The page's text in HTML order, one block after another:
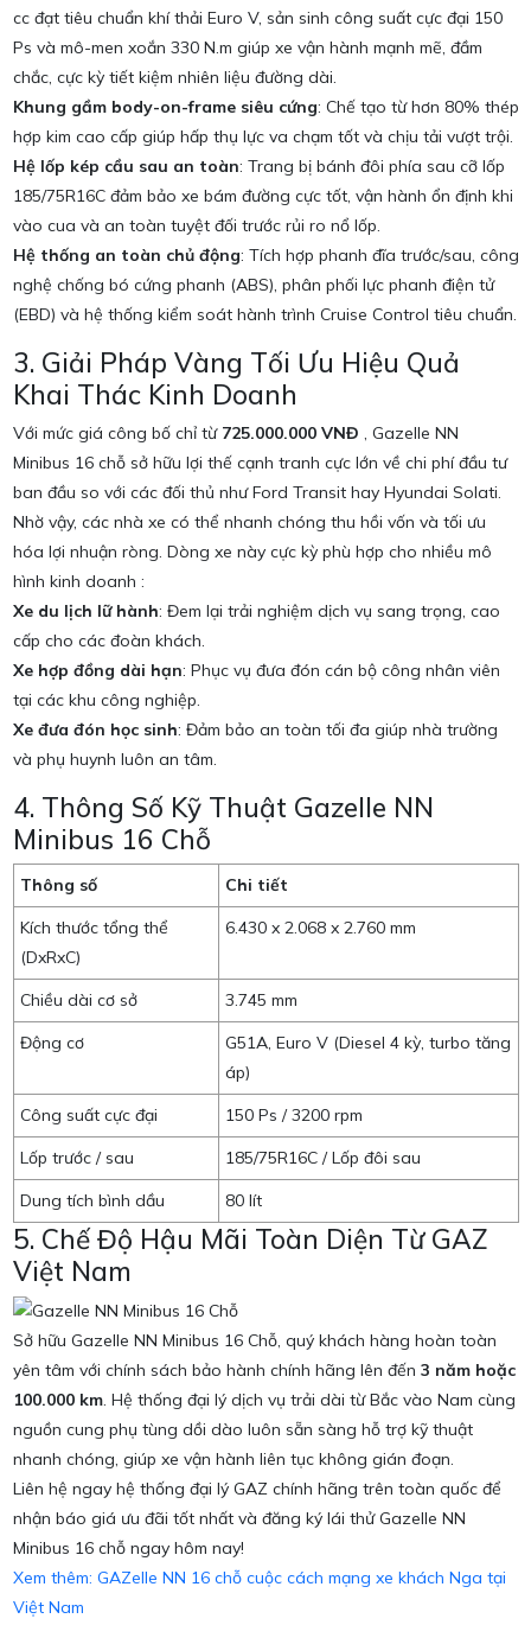
cc đạt tiêu chuẩn khí thải Euro V, sản sinh công suất cực đại 150
Ps và mô-men xoắn 330 N.m giúp xe vận hành mạnh mẽ, đầm
chắc, cực kỳ tiết kiệm nhiên liệu đường dài.
Khung gầm body-on-frame siêu cứng: Chế tạo từ hơn 80% thép
hợp kim cao cấp giúp hấp thụ lực va chạm tốt và chịu tải vượt trội.
Hệ lốp kép cầu sau an toàn: Trang bị bánh đôi phía sau cỡ lốp
185/75R16C đảm bảo xe bám đường cực tốt, vận hành ổn định khi
vào cua và an toàn tuyệt đối trước rủi ro nổ lốp.
Hệ thống an toàn chủ động: Tích hợp phanh đĩa trước/sau, công
nghệ chống bó cứng phanh (ABS), phân phối lực phanh điện tử
(EBD) và hệ thống kiểm soát hành trình Cruise Control tiêu chuẩn.
3. Giải Pháp Vàng Tối Ưu Hiệu Quả
Khai Thác Kinh Doanh
Với mức giá công bố chỉ từ 725.000.000 VNĐ , Gazelle NN
Minibus 16 chỗ sở hữu lợi thế cạnh tranh cực lớn về chi phí đầu tư
ban đầu so với các đối thủ như Ford Transit hay Hyundai Solati.
Nhờ vậy, các nhà xe có thể nhanh chóng thu hồi vốn và tối ưu
hóa lợi nhuận ròng. Dòng xe này cực kỳ phù hợp cho nhiều mô
hình kinh doanh :
Xe du lịch lữ hành: Đem lại trải nghiệm dịch vụ sang trọng, cao
cấp cho các đoàn khách.
Xe hợp đồng dài hạn: Phục vụ đưa đón cán bộ công nhân viên
tại các khu công nghiệp.
Xe đưa đón học sinh: Đảm bảo an toàn tối đa giúp nhà trường
và phụ huynh luôn an tâm.
4. Thông Số Kỹ Thuật Gazelle NN
Minibus 16 Chỗ
Thông số
Chi tiết
Kích thước tổng thể
(DxRxC)
6.430 x 2.068 x 2.760 mm
Chiều dài cơ sở
3.745 mm
Động cơ
G51A, Euro V (Diesel 4 kỳ, turbo tăng
áp)
Công suất cực đại
150 Ps / 3200 rpm
Lốp trước / sau
185/75R16C / Lốp đôi sau
Dung tích bình dầu
80 lít
5. Chế Độ Hậu Mãi Toàn Diện Từ GAZ
Việt Nam
Sở hữu Gazelle NN Minibus 16 Chỗ, quý khách hàng hoàn toàn
yên tâm với chính sách bảo hành chính hãng lên đến 3 năm hoặc
100.000 km. Hệ thống đại lý dịch vụ trải dài từ Bắc vào Nam cùng
nguồn cung phụ tùng dồi dào luôn sẵn sàng hỗ trợ kỹ thuật
nhanh chóng, giúp xe vận hành liên tục không gián đoạn.
Liên hệ ngay hệ thống đại lý GAZ chính hãng trên toàn quốc để
nhận báo giá ưu đãi tốt nhất và đăng ký lái thử Gazelle NN
Minibus 16 chỗ ngay hôm nay!
Xem thêm: GAZelle NN 16 chỗ cuộc cách mạng xe khách Nga tại
Việt Nam